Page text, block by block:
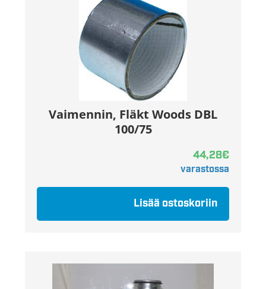
Vaimennin, Fläkt Woods DBL
100/75
44,28€
varastossa
Lisää ostoskoriin